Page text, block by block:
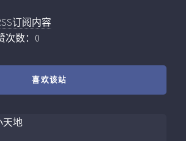
订阅内容
次数：0
喜欢该站